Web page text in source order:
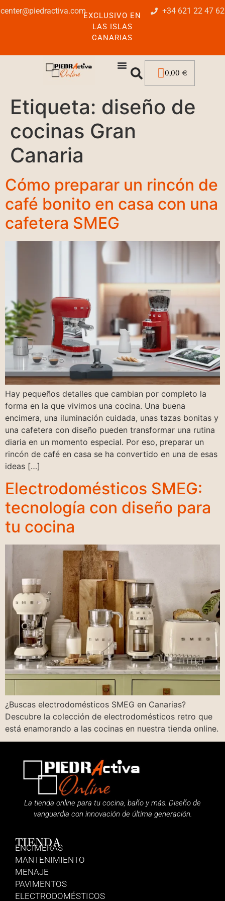
center@piedractiva.comEXCLUSIVO EN
LAS ISLAS
CANARIAS
+34 621 22 47 62
0,00 €
Etiqueta: diseño de
cocinas Gran
Canaria
Cómo preparar un rincón de
café bonito en casa con una
cafetera SMEG
Hay pequeños detalles que cambian por completo la
forma en la que vivimos una cocina. Una buena
encimera, una iluminación cuidada, unas tazas bonitas y
una cafetera con diseño pueden transformar una rutina
diaria en un momento especial. Por eso, preparar un
rincón de café en casa se ha convertido en una de esas
ideas […]
Electrodomésticos SMEG:
tecnología con diseño para
tu cocina
¿Buscas electrodomésticos SMEG en Canarias?
Descubre la colección de electrodomésticos retro que
está enamorando a las cocinas en nuestra tienda online.
La tienda online para tu cocina, baño y más. Diseño de
vanguardia con innovación de última generación.
TIENDA
ENCIMERAS
MANTENIMIENTO
MENAJE
PAVIMENTOS
ELECTRODOMÉSTICOS